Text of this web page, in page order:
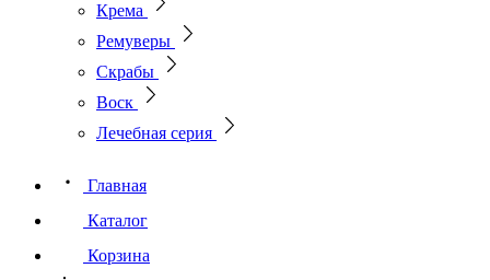
Крема
Ремуверы
Скрабы
Воск
Лечебная серия
Главная
Каталог
Корзина